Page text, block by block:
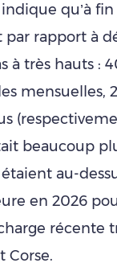
qu’à fin
rapport à
à très hauts :
mensuelles,
beaucoup
au-
en 2026
récente
Corse.